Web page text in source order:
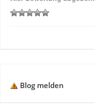
Blog melden